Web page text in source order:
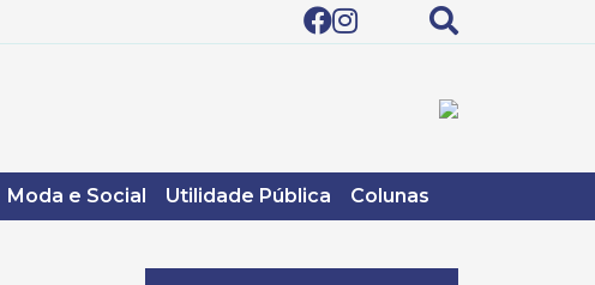
Moda e Social Utilidade Pública Colunas